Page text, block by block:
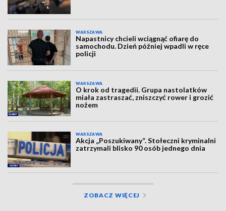
WARSZAWA
Napastnicy chcieli wciągnąć ofiarę do
samochodu. Dzień później wpadli w ręce
policji
WARSZAWA
O krok od tragedii. Grupa nastolatków
miała zastraszać, zniszczyć rower i grozić
nożem
WARSZAWA
Akcja „Poszukiwany”. Stołeczni kryminalni
zatrzymali blisko 90 osób jednego dnia
ZOBACZ WIĘCEJ